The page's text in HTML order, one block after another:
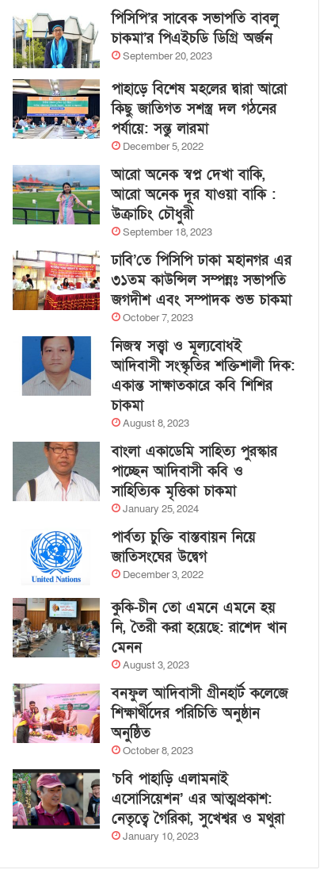
পিসিপি’র সাবেক সভাপতি বাবলু
চাকমা’র পিএইচডি ডিগ্রি অর্জন
September 20, 2023
পাহাড়ে বিশেষ মহলের দ্বারা আরো
কিছু জাতিগত সশস্ত্র দল গঠনের
পর্যায়ে: সন্তু লারমা
December 5, 2022
আরো অনেক স্বপ্ন দেখা বাকি,
আরো অনেক দূর যাওয়া বাকি :
উক্রাচিং চৌধুরী
September 18, 2023
ঢাবি’তে পিসিপি ঢাকা মহানগর এর
৩১তম কাউন্সিল সম্পন্নঃ সভাপতি
জগদীশ এবং সম্পাদক শুভ চাকমা
October 7, 2023
নিজস্ব সত্ত্বা ও মূল্যবোধই
আদিবাসী সংস্কৃতির শক্তিশালী দিক:
একান্ত সাক্ষাতকারে কবি শিশির
চাকমা
August 8, 2023
বাংলা একাডেমি সাহিত্য পুরস্কার
পাচ্ছেন আদিবাসী কবি ও
সাহিত্যিক মৃত্তিকা চাকমা
January 25, 2024
পার্বত্য চুক্তি বাস্তবায়ন নিয়ে
জাতিসংঘের উদ্বেগ
December 3, 2022
কুকি-চীন তো এমনে এমনে হয়
নি, তৈরী করা হয়েছে: রাশেদ খান
মেনন
August 3, 2023
বনফুল আদিবাসী গ্রীনহার্ট কলেজে
শিক্ষার্থীদের পরিচিতি অনুষ্ঠান
অনুষ্ঠিত
October 8, 2023
‘চবি পাহাড়ি এলামনাই
এসোসিয়েশন’ এর আত্মপ্রকাশ:
নেতৃত্বে গৈরিকা, সুখেশ্বর ও মথুরা
January 10, 2023